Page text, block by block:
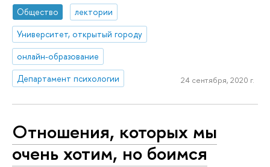
Общество
лектории
Университет, открытый городу
онлайн-образование
Департамент психологии
24 сентября, 2020 г.
Отношения, которых мы
очень хотим, но боимся